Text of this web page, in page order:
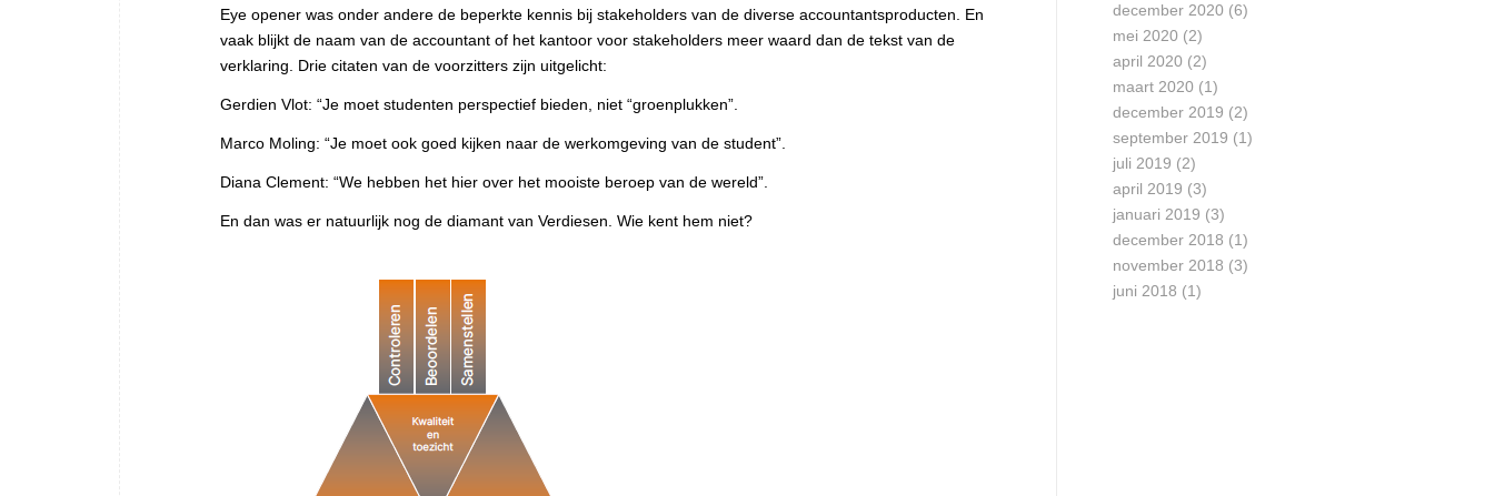
Eye opener was onder andere de beperkte kennis bij stakeholders van de diverse accountantsproducten. En
vaak blijkt de naam van de accountant of het kantoor voor stakeholders meer waard dan de tekst van de
verklaring. Drie citaten van de voorzitters zijn uitgelicht:
Gerdien Vlot: “Je moet studenten perspectief bieden, niet “groenplukken”.
Marco Moling: “Je moet ook goed kijken naar de werkomgeving van de student”.
Diana Clement: “We hebben het hier over het mooiste beroep van de wereld”.
En dan was er natuurlijk nog de diamant van Verdiesen. Wie kent hem niet?
december 2020 (6)
mei 2020 (2)
april 2020 (2)
maart 2020 (1)
december 2019 (2)
september 2019 (1)
juli 2019 (2)
april 2019 (3)
januari 2019 (3)
december 2018 (1)
november 2018 (3)
juni 2018 (1)